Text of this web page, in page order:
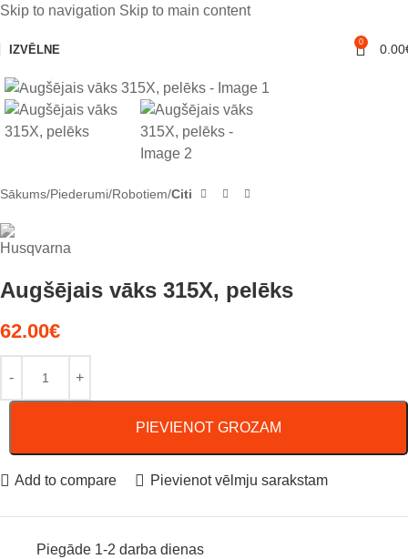
Skip to navigation Skip to main content
IZVĒLNE
0 0.00
Sākums Piederumi Robotiem Citi
Augšējais vāks 315X, pelēks
62.00€
PIEVIENOT GROZAM
Add to compare Pievienot vēlmju sarakstam
Piegāde 1-2 darba dienas